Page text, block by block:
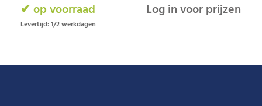
✔ op voorraad
Levertijd: 1/2 werkdagen
Log in voor prijzen